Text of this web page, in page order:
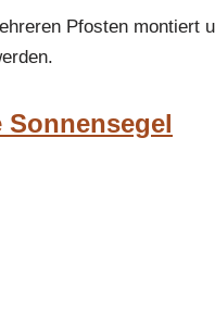
Pfosten montiert
Sonnensegel